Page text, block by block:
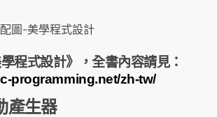
程式設計》，全書內容請見：
programming.net/zh-tw/
產生器